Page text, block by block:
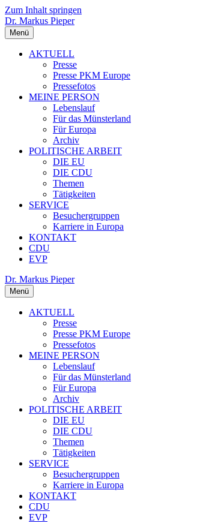
Zum Inhalt springen
Dr. Markus Pieper
Menü
AKTUELL
Presse
Presse PKM Europe
Pressefotos
MEINE PERSON
Lebenslauf
Für das Münsterland
Für Europa
Archiv
POLITISCHE ARBEIT
DIE EU
DIE CDU
Themen
Tätigkeiten
SERVICE
Besuchergruppen
Karriere in Europa
KONTAKT
CDU
EVP
Dr. Markus Pieper
Menü
AKTUELL
Presse
Presse PKM Europe
Pressefotos
MEINE PERSON
Lebenslauf
Für das Münsterland
Für Europa
Archiv
POLITISCHE ARBEIT
DIE EU
DIE CDU
Themen
Tätigkeiten
SERVICE
Besuchergruppen
Karriere in Europa
KONTAKT
CDU
EVP